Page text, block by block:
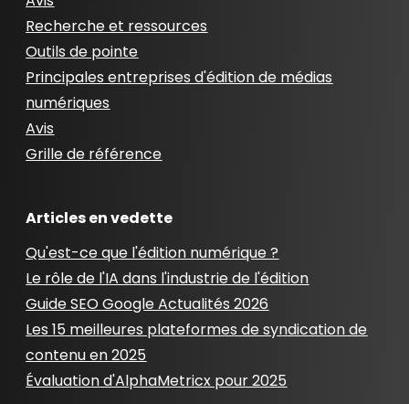
Recherche et ressources
Outils de pointe
Principales entreprises d'édition de médias
numériques
Avis
Grille de référence
Articles en vedette
Qu'est-ce que l'édition numérique ?
Le rôle de l'IA dans l'industrie de l'édition
Guide SEO Google Actualités 2026
Les 15 meilleures plateformes de syndication de
contenu en 2025
Évaluation d'AlphaMetricx pour 2025